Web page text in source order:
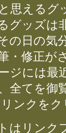
思えるグ
グッズは
の日の気
・修正が
ジには最
全てを御
リンクを
はリンク